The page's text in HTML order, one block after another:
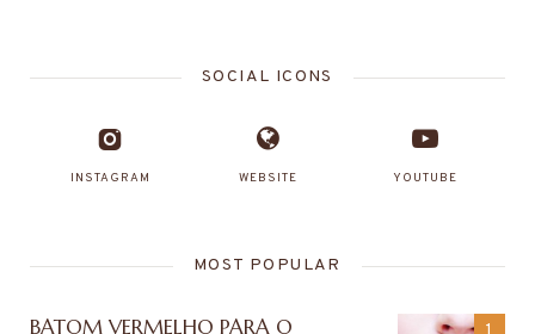
SOCIAL ICONS
INSTAGRAM WEBSITE YOUTUBE
MOST POPULAR
BATOM VERMELHO PARA O